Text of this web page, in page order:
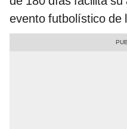
evento futbolístico de